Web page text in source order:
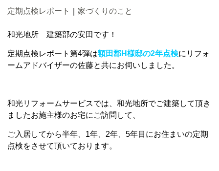
定期点検レポート
家づくりのこと
和光地所 建築部の安田です！
定期点検レポート第4弾は額田郡H様邸の2年点検にリフォ
ームアドバイザーの佐藤と共にお伺いしました。
和光リフォームサービスでは、和光地所でご建築して頂き
ましたお施主様のお宅にご訪問して、
ご入居してから半年、1年、2年、5年目にお住まいの定期
点検をさせて頂いております。